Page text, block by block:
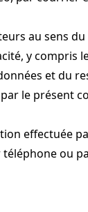
au sens
y
et du
le présent
effectuée
ou